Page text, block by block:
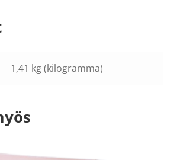
1,41 kg (kilogramma)